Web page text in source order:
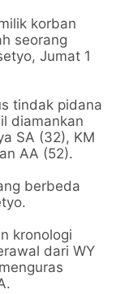
korban
seorang
Jumat 1
tindak pidana
diamankan
SA (32), KM
AA (52).
berbeda
kronologi
dari WY